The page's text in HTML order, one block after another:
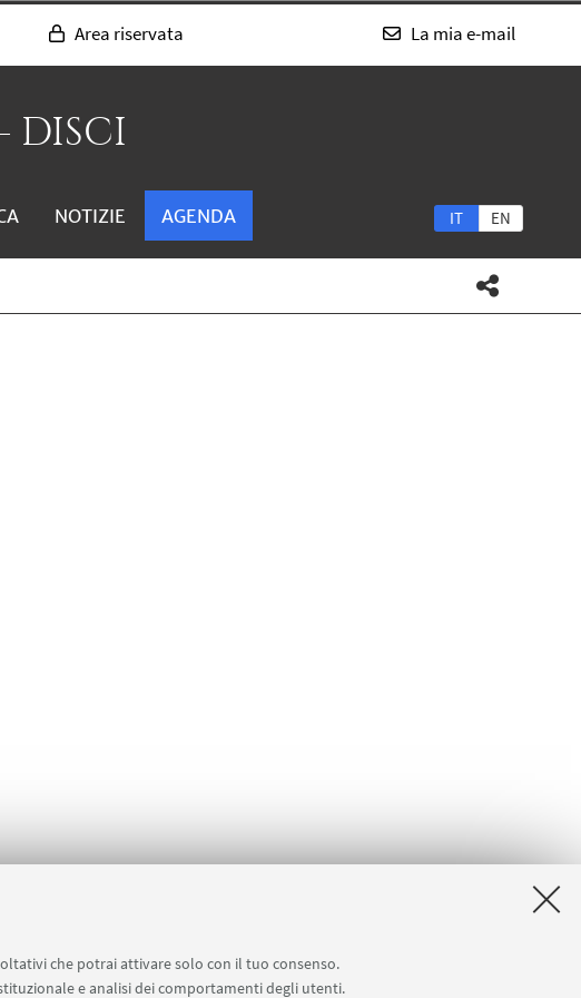
che potrai attivare solo con il tuo consenso.
e analisi dei comportamenti degli utenti.
Area riservata La mia e-mail
DISCI
IT EN
NOTIZIE AGENDA